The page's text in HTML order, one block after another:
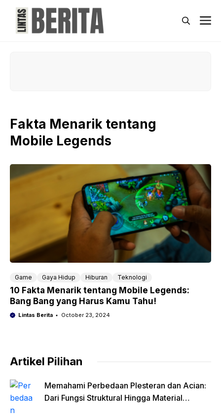
content
Fakta Menarik tentang
Mobile Legends
Game Gaya Hidup Hiburan Teknologi
10 Fakta Menarik tentang Mobile Legends:
Bang Bang yang Harus Kamu Tahu!
Lintas Berita October 23, 2024
Artikel Pilihan
Memahami Perbedaan Plesteran dan Acian:
Dari Fungsi Struktural Hingga Material